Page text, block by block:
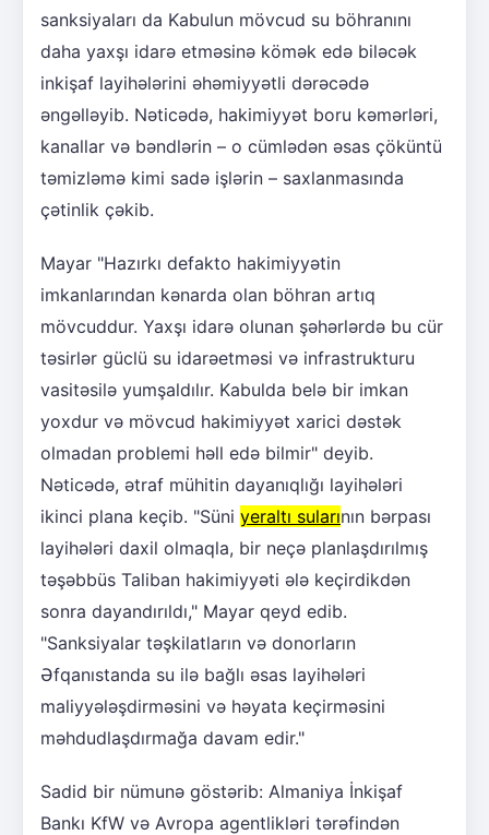
sanksiyaları da Kabulun mövcud su böhranını
daha yaxşı idarə etməsinə kömək edə biləcək
inkişaf layihələrini əhəmiyyətli dərəcədə
əngəlləyib. Nəticədə, hakimiyyət boru kəmərləri,
kanallar və bəndlərin – o cümlədən əsas çöküntü
təmizləmə kimi sadə işlərin – saxlanmasında
çətinlik çəkib.
Mayar "Hazırkı defakto hakimiyyətin
imkanlarından kənarda olan böhran artıq
mövcuddur. Yaxşı idarə olunan şəhərlərdə bu cür
təsirlər güclü su idarəetməsi və infrastrukturu
vasitəsilə yumşaldılır. Kabulda belə bir imkan
yoxdur və mövcud hakimiyyət xarici dəstək
olmadan problemi həll edə bilmir" deyib.
Nəticədə, ətraf mühitin dayanıqlığı layihələri
ikinci plana keçib. "Süni yeraltı sularının bərpası
layihələri daxil olmaqla, bir neçə planlaşdırılmış
təşəbbüs Taliban hakimiyyəti ələ keçirdikdən
sonra dayandırıldı," Mayar qeyd edib.
"Sanksiyalar təşkilatların və donorların
Əfqanıstanda su ilə bağlı əsas layihələri
maliyyələşdirməsini və həyata keçirməsini
məhdudlaşdırmağa davam edir."
Sadid bir nümunə göstərib: Almaniya İnkişaf
Bankı KfW və Avropa agentlikləri tərəfindən